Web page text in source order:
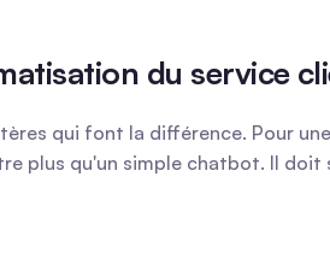
du service
qui font la différence. Pour
plus qu'un simple chatbot. Il